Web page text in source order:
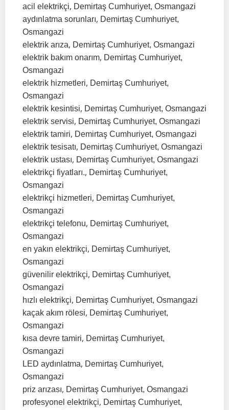
acil elektrikçi, Demirtaş Cumhuriyet, Osmangazi
aydınlatma sorunları, Demirtaş Cumhuriyet,
Osmangazi
elektrik arıza, Demirtaş Cumhuriyet, Osmangazi
elektrik bakım onarım, Demirtaş Cumhuriyet,
Osmangazi
elektrik hizmetleri, Demirtaş Cumhuriyet,
Osmangazi
elektrik kesintisi, Demirtaş Cumhuriyet, Osmangazi
elektrik servisi, Demirtaş Cumhuriyet, Osmangazi
elektrik tamiri, Demirtaş Cumhuriyet, Osmangazi
elektrik tesisatı, Demirtaş Cumhuriyet, Osmangazi
elektrik ustası, Demirtaş Cumhuriyet, Osmangazi
elektrikçi fiyatları., Demirtaş Cumhuriyet,
Osmangazi
elektrikçi hizmetleri, Demirtaş Cumhuriyet,
Osmangazi
elektrikçi telefonu, Demirtaş Cumhuriyet,
Osmangazi
en yakın elektrikçi, Demirtaş Cumhuriyet,
Osmangazi
güvenilir elektrikçi, Demirtaş Cumhuriyet,
Osmangazi
hızlı elektrikçi, Demirtaş Cumhuriyet, Osmangazi
kaçak akım rölesi, Demirtaş Cumhuriyet,
Osmangazi
kısa devre tamiri, Demirtaş Cumhuriyet,
Osmangazi
LED aydınlatma, Demirtaş Cumhuriyet,
Osmangazi
priz arızası, Demirtaş Cumhuriyet, Osmangazi
profesyonel elektrikçi, Demirtaş Cumhuriyet,